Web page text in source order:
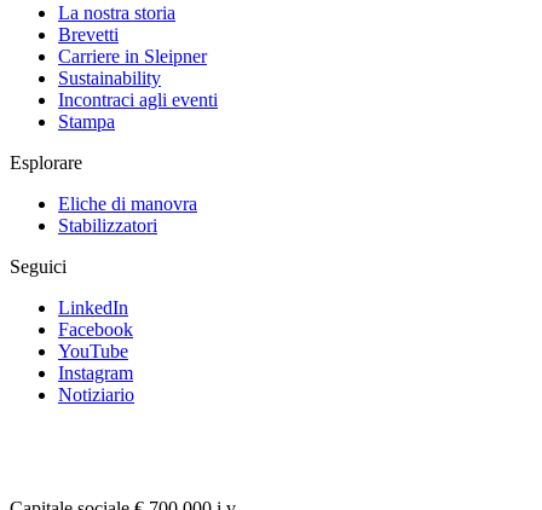
La nostra storia
Brevetti
Carriere in Sleipner
Sustainability
Incontraci agli eventi
Stampa
Esplorare
Eliche di manovra
Stabilizzatori
Seguici
LinkedIn
Facebook
YouTube
Instagram
Notiziario